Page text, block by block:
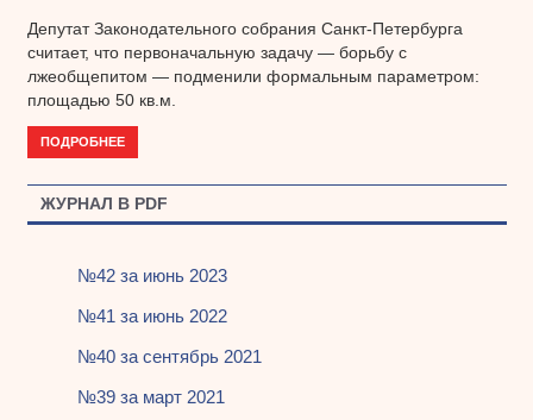
Депутат Законодательного собрания Санкт-Петербурга
считает, что первоначальную задачу — борьбу с
лжеобщепитом — подменили формальным параметром:
площадью 50 кв.м.
ПОДРОБНЕЕ
ЖУРНАЛ В PDF
№42 за июнь 2023
№41 за июнь 2022
№40 за сентябрь 2021
№39 за март 2021